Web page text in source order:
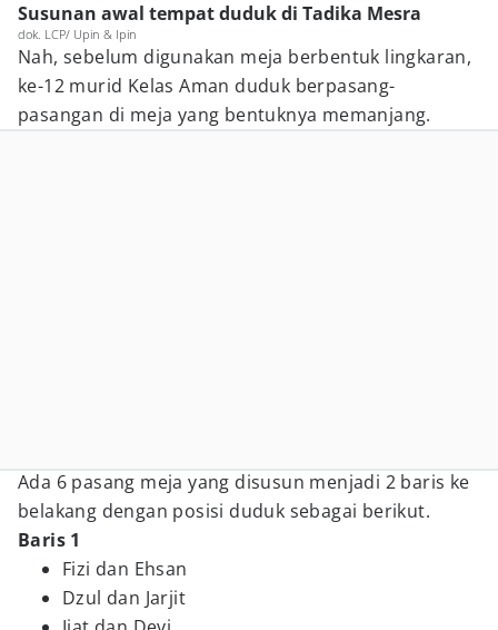
Susunan awal tempat duduk di Tadika Mesra
dok. LCP/ Upin & Ipin
Nah, sebelum digunakan meja berbentuk lingkaran,
ke-12 murid Kelas Aman duduk berpasang-
pasangan di meja yang bentuknya memanjang.
Ada 6 pasang meja yang disusun menjadi 2 baris ke
belakang dengan posisi duduk sebagai berikut.
Baris 1
Fizi dan Ehsan
Dzul dan Jarjit